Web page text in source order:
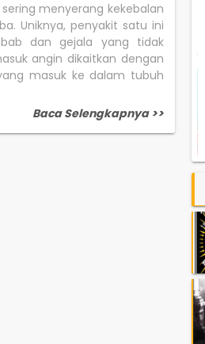
menyerang kekebalan
Uniknya, penyakit satu ini
dan gejala yang tidak
angin dikaitkan dengan
masuk ke dalam tubuh
Baca Selengkapnya >>